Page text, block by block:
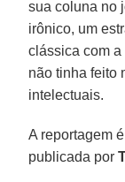
sua coluna no
irônico, um
clássica com
não tinha feito
intelectuais.
A reportagem
publicada por